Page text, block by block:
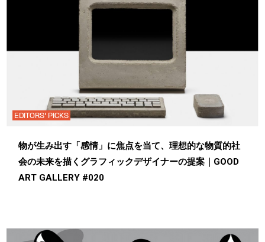
EDITORS' PICKS
物が生み出す「感情」に焦点を当て、理想的な物質的社
会の未来を描くグラフィックデザイナーの提案｜GOOD
ART GALLERY #020